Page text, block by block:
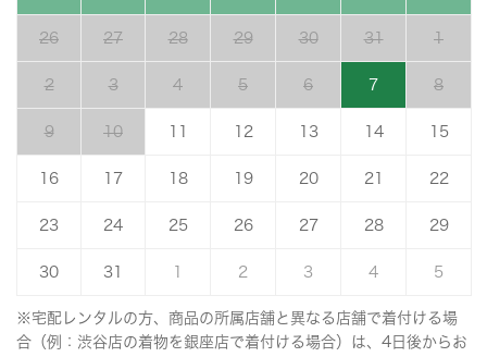
26 27 28 29 30 31 1
2 3 4 5 6 7 8
9 10 12 13 14 15
16 17 18 19 20 21 22
23 24 25 26 27 28 29
30 31 2 3 4 5
※宅配レンタルの方、商品の所属店舗と異なる店舗で着付ける場
合（例：渋谷店の着物を銀座店で着付ける場合）は、4日後からお